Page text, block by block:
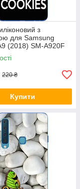
з
для Samsung
(2018) SM-A920F
220 ₴
Купити